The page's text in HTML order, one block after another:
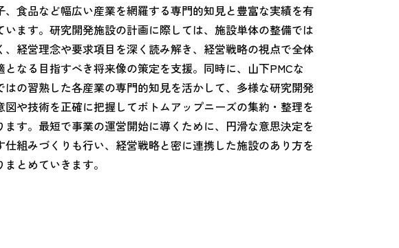
、食品など幅広い産業を網羅する専門的知見と豊富な実績を有
います。研究開発施設の計画に際しては、施設単体の整備では
、経営理念や要求項目を深く読み解き、経営戦略の視点で全体
となる目指すべき将来像の策定を支援。同時に、山下PMCな
はの習熟した各産業の専門的知見を活かして、多様な研究開発
図や技術を正確に把握してボトムアップニーズの集約・整理を
ます。最短で事業の運営開始に導くために、円滑な意思決定を
仕組みづくりも行い、経営戦略と密に連携した施設のあり方を
まとめていきます。